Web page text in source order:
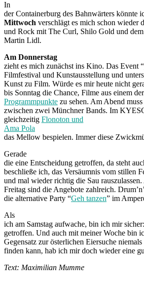
In
der Containerburg des Bahnwärters könnte
Mittwoch verschlägt es mich schon wieder
und Rock mit The Curl, Shilo Gold und
Martin Lidl.
Am Donnerstag
zieht es mich zunächst ins Kino. Das Event “
Filmfestival und Kunstausstellung und
Kunst zu Film. Würde es mir heute nicht
bis Sonntag die Chance, Filme aus einem der
Programmpunkte zu sehen. Am Abend
zwischen zwei Münchner Bands. Im
gleichzeitig Flonoton und
Ama Pola
das Mellow bespielen. Immer diese
Gerade
die eine Entscheidung getroffen, da steht
beschließe ich, das Versäumnis vom stillen
und mal wieder richtig die Sau
Freitag sind die Angebote zahlreich.
die alternative Party “Geh tanzen” im
Als
ich am Samstag aufwache, bin ich mir
getroffen. Und auch mit meiner Woche bin
Gegensatz zur österlichen Eiersuche
finden kann, hab ich mir doch wieder eine
Text: Maximilian Mumme